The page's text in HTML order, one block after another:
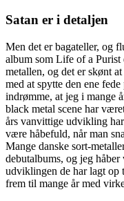
Satan er i detaljen
Men det er bagateller, og
album som Life of a Purist
metallen, og det er skønt
med at spytte den ene
indrømme, at jeg i mange
black metal scene har
års vanvittige udvikling
være håbefuld, når man
Mange danske sort-
debutalbums, og jeg
udviklingen de har lagt op
frem til mange år med